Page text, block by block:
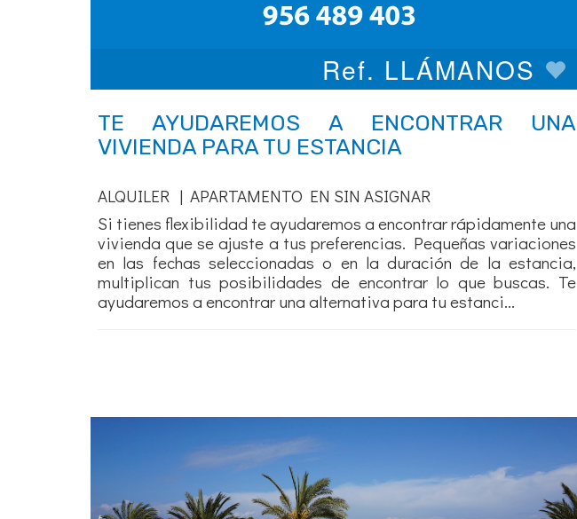
Ref. LLÁMANOS
TE AYUDAREMOS A ENCONTRAR UNA
VIVIENDA PARA TU ESTANCIA
ALQUILER | APARTAMENTO EN SIN ASIGNAR
Si tienes flexibilidad te ayudaremos a encontrar rápidamente una
vivienda que se ajuste a tus preferencias. Pequeñas variaciones
en las fechas seleccionadas o en la duración de la estancia,
multiplican tus posibilidades de encontrar lo que buscas. Te
ayudaremos a encontrar una alternativa para tu estanci...